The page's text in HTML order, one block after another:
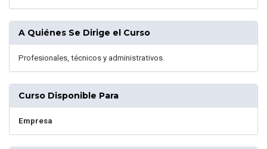
A Quiénes Se Dirige el Curso
Profesionales, técnicos y administrativos.
Curso Disponible Para
Empresa